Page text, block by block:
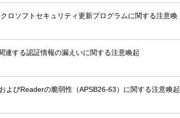
ロソフトセキュリティ更新プログラムに関する注意喚
連する認証情報の漏えいに関する注意喚起
よびReaderの脆弱性（APSB26-63）に関する注意喚起